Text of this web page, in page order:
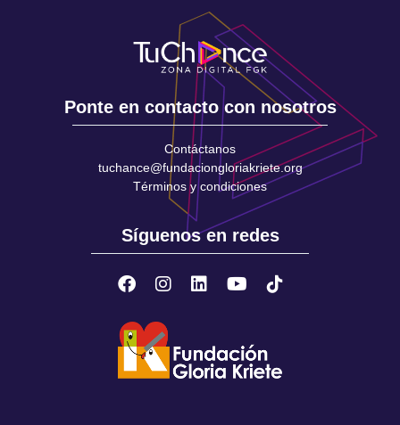
Ponte en contacto con nosotros
Contáctanos
tuchance@fundaciongloriakriete.org
Términos y condiciones
Síguenos en redes